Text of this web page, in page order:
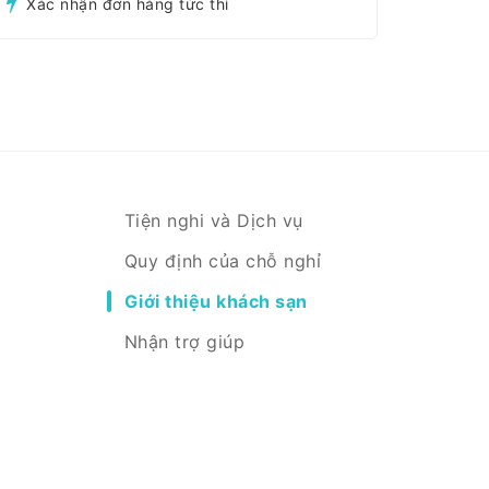
Tiện nghi và Dịch vụ
Quy định của chỗ nghỉ
Giới thiệu khách sạn
Nhận trợ giúp